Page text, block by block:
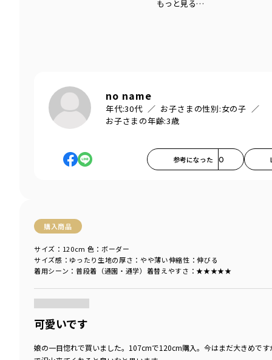
もっと見る…
no name
年代:30代 お子さまの性別:女の子
お子さまの年齢:3歳
参考になった 0
購入商品
サイズ感 ：ゆったり生地の厚さ ：やや薄い伸縮性 ：伸びる
着用シーン ：普段着（通園・通学） 着替えやすさ ：★★★★★
サイズ：120cm 色：ボーダー
可愛いです
娘の一目惚れで買いました。107cmで120cm購入。今はまだ大きめです